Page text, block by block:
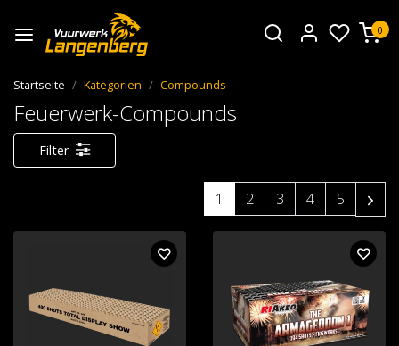
0
Startseite Kategorien Compounds
Feuerwerk-Compounds
Filter
1 2 3 4 5